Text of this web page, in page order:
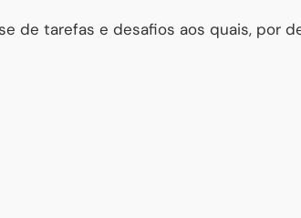
de tarefas e desafios aos quais, por